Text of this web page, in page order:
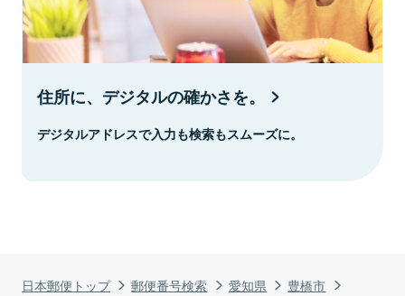
日本郵便トップ 郵便番号検索 愛知県
豊橋市
住所に、デジタルの確かさを。
デジタルアドレスで入力も検索もスムーズに。